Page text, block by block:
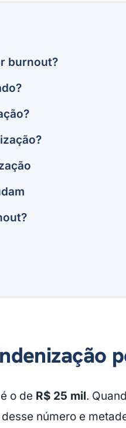
burnout?
o de R$ 25 mil.
número e